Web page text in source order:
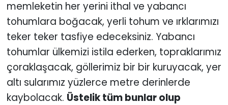
memleketin her yerini ithal ve yabancı
tohumlara boğacak, yerli tohum ve ırklarımızı
teker teker tasfiye edeceksiniz. Yabancı
tohumlar ülkemizi istila ederken, topraklarımız
çoraklaşacak, göllerimiz bir bir kuruyacak, yer
altı sularımız yüzlerce metre derinlerde
kaybolacak. Üstelik tüm bunlar olup